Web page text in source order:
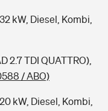
kW, Diesel, Kombi,
2.7 TDI QUATTRO),
/ ABO)
kW, Diesel, Kombi,